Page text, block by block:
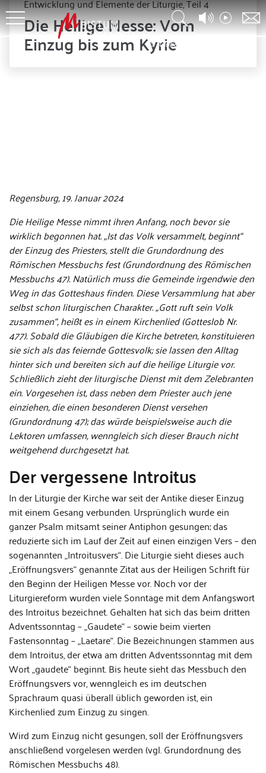
Entwicklung und Elemente der Liturgie, Teil 4
Die Heilige Messe: Vom
Einzug bis zum Kyrie© Adobe Stock - Sebastian Duda
Regensburg, 19. Januar 2024
Die Heilige Messe nimmt ihren Anfang, noch bevor sie
wirklich begonnen hat. „Ist das Volk versammelt, beginnt“
der Einzug des Priesters, stellt die Grundordnung des
Römischen Messbuchs fest (Grundordnung des Römischen
Messbuchs 47). Natürlich muss die Gemeinde irgendwie den
Weg in das Gotteshaus finden. Diese Versammlung hat aber
selbst schon liturgischen Charakter. „Gott ruft sein Volk
zusammen“, heißt es in einem Kirchenlied (Gotteslob Nr.
477). Sobald die Gläubigen die Kirche betreten, konstituieren
sie sich als das feiernde Gottesvolk; sie lassen den Alltag
hinter sich und bereiten sich auf die heilige Liturgie vor.
Schließlich zieht der liturgische Dienst mit dem Zelebranten
ein. Vorgesehen ist, dass neben dem Priester auch jene
einziehen, die einen besonderen Dienst versehen
(Grundordnung 47); das würde beispielsweise auch die
Lektoren umfassen, wenngleich sich dieser Brauch nicht
weitgehend durchgesetzt hat.
Der vergessene Introitus
In der Liturgie der Kirche war seit der Antike dieser Einzug
mit einem Gesang verbunden. Ursprünglich wurde ein
ganzer Psalm mitsamt seiner Antiphon gesungen; das
reduzierte sich im Lauf der Zeit auf einen einzigen Vers – den
sogenannten „Introitusvers“. Die Liturgie sieht dieses auch
„Eröffnungsvers“ genannte Zitat aus der Heiligen Schrift für
den Beginn der Heiligen Messe vor. Noch vor der
Liturgiereform wurden viele Sonntage mit dem Anfangswort
des Introitus bezeichnet. Gehalten hat sich das beim dritten
Adventssonntag – „Gaudete“ – sowie beim vierten
Fastensonntag – „Laetare“. Die Bezeichnungen stammen aus
dem Introitus, der etwa am dritten Adventssonntag mit dem
Wort „gaudete“ beginnt. Bis heute sieht das Messbuch den
Eröffnungsvers vor, wenngleich es im deutschen
Sprachraum quasi überall üblich geworden ist, ein
Kirchenlied zum Einzug zu singen.
Wird zum Einzug nicht gesungen, soll der Eröffnungsvers
anschließend vorgelesen werden (vgl. Grundordnung des
Römischen Messbuchs 48).